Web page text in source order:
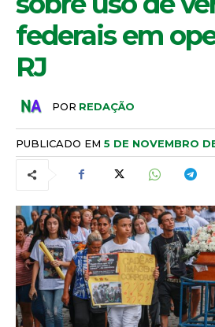
federais em
RJ
POR REDAÇÃO
PUBLICADO EM 5 DE NOVEMBRO